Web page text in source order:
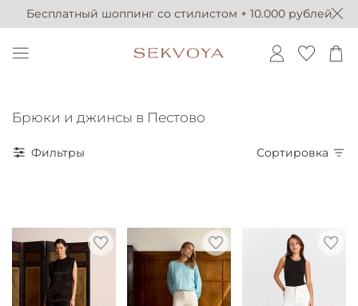
Бесплатный шоппинг со стилистом + 10.000 рублей
Брюки и джинсы в Пестово
Фильтры Сортировка